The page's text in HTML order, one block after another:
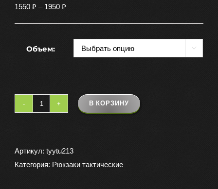
1550 ₽ – 1950 ₽
Объем: 
Количество
Турист
для
В КОРЗИНУ
Артикул: tyytu213
Категория: Рюкзаки тактические